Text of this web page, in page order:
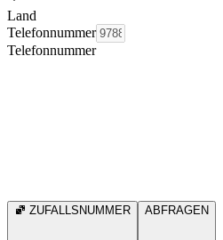
Land
Telefonnummer
Telefonnummer
ZUFALLSNUMMER ABFRAGEN